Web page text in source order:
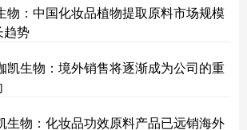
物：中国化妆品植物提取原料市场规模
趋势
凯生物：境外销售将逐渐成为公司的重
生物：化妆品功效原料产品已远销海外